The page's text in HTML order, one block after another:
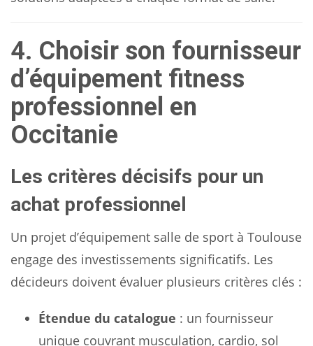
4. Choisir son fournisseur
d’équipement fitness
professionnel en
Occitanie
Les critères décisifs pour un
achat professionnel
Un projet d’équipement salle de sport à Toulouse
engage des investissements significatifs. Les
décideurs doivent évaluer plusieurs critères clés :
Étendue du catalogue : un fournisseur
unique couvrant musculation, cardio, sol